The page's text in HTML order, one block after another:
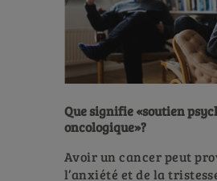
Que signifie «soutien
oncologique»?
Avoir un cancer peut
l’anxiété et de la